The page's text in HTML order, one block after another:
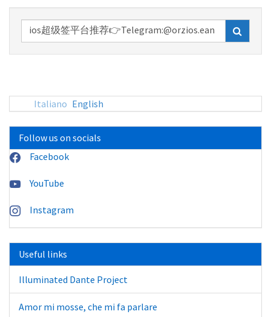
Ricerca
nel
sito:
Italiano English
Follow us on socials
Facebook
YouTube
Instagram
Useful links
Illuminated Dante Project
Amor mi mosse, che mi fa parlare